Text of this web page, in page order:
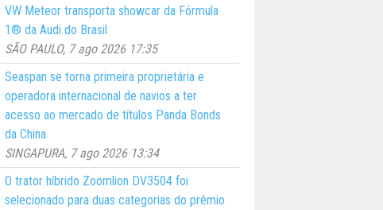
VW Meteor transporta showcar da Fórmula
1® da Audi do Brasil
SÃO PAULO, 7 ago 2026 17:35
Seaspan se torna primeira proprietária e
operadora internacional de navios a ter
acesso ao mercado de títulos Panda Bonds
da China
SINGAPURA, 7 ago 2026 13:34
O trator híbrido Zoomlion DV3504 foi
selecionado para duas categorias do prêmio